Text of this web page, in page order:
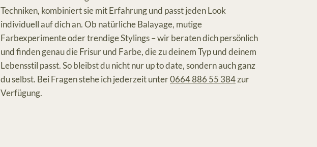
Techniken, kombiniert sie mit Erfahrung und passt jeden Look
individuell auf dich an. Ob natürliche Balayage, mutige
Farbexperimente oder trendige Stylings – wir beraten dich persönlich
und finden genau die Frisur und Farbe, die zu deinem Typ und deinem
Lebensstil passt. So bleibst du nicht nur up to date, sondern auch ganz
du selbst. Bei Fragen stehe ich jederzeit unter0664 886 55 384zur
Verfügung.